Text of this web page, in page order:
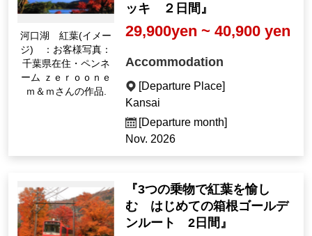
Autumn leaves Lake
Kawaguchi (Image):
Customer photo: Wor
k by zeroonem&m, a
resident of Chiba Pref
ッキ ２日間』
29,900yen ~ 40,900 yen
Accommodation
[Departure Place]
Kansai
[Departure month]
Nov. 2026
『3つの乗物で紅葉を愉し
む はじめての箱根ゴールデ
ンルート 2日間』